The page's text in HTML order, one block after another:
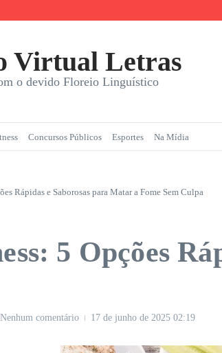
Definitiva para Ganhar Massa com Prazer
e Nutrição
Virtual Letras
o devido Floreio Linguístico
Concursos Públicos Esportes Na Mídia
Rápidas e Saborosas para Matar a Fome Sem Culpa
5 Opções
Nenhum comentário 17 de junho de 2025 02:19